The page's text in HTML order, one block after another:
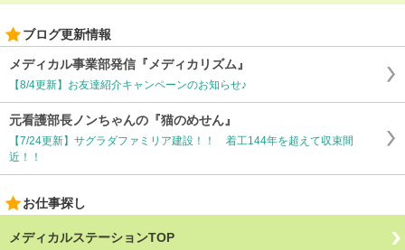
ブログ更新情報
メディカル事業部発信『メディカリズム』
【8/4更新】お友達紹介キャンペーンのお知らせ♪
元看護部長ノンちゃんの『猫のめせん』
【7/24更新】サグラダファミリア建設！！ 着工144年を超えて収束間
近！！
お仕事探し
メディカルステーションTOP